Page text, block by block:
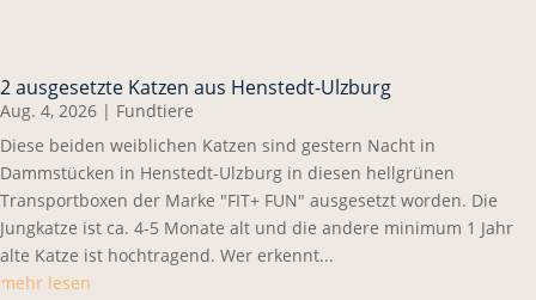
2 ausgesetzte Katzen aus Henstedt-Ulzburg
Aug. 4, 2026 | Fundtiere
Diese beiden weiblichen Katzen sind gestern Nacht in
Dammstücken in Henstedt-Ulzburg in diesen hellgrünen
Transportboxen der Marke "FIT+ FUN" ausgesetzt worden. Die
Jungkatze ist ca. 4-5 Monate alt und die andere minimum 1 Jahr
alte Katze ist hochtragend. Wer erkennt...
mehr lesen